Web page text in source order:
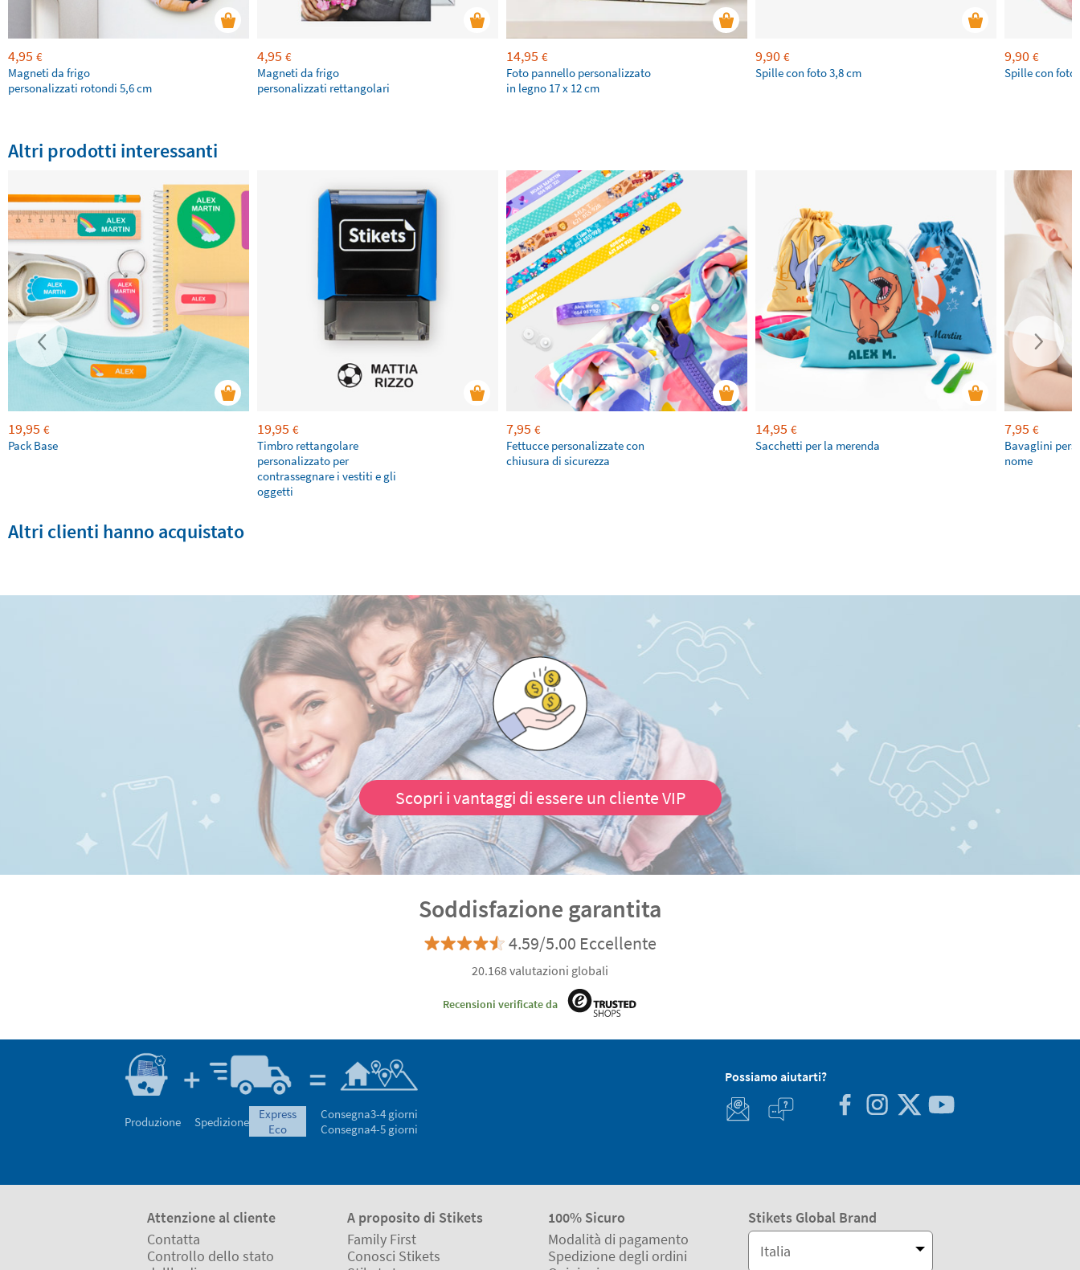
4,95 €
Magneti da frigo
personalizzati rotondi 5,6 cm
4,95 €
Magneti da frigo
personalizzati rettangolari
14,95 €
Foto pannello personalizzato
in legno 17 x 12 cm
9,90 €
Spille con foto 3,8 cm
9,90 €
Spille con foto
Altri prodotti interessanti
19,95 €
Pack Base
19,95 €
Timbro rettangolare
personalizzato per
contrassegnare i vestiti e gli
oggetti
7,95 €
Fettucce personalizzate con
chiusura di sicurezza
14,95 €
Sacchetti per la merenda
7,95 €
Bavaglini
nome
Altri clienti hanno acquistato
Scopri i vantaggi di essere un cliente VIP
Soddisfazione garantita
4.59/5.00 Eccellente
20.168 valutazioni globali
Recensioni verificate da
Produzione Spedizione
express
eco
Consegna3-4 giorni
Consegna4-5 giorni
Possiamo aiutarti?
Attenzione al cliente
Contatta
Controllo dello stato
A proposito di Stikets
Family First
Conosci Stikets
100% Sicuro
Modalità di pagamento
Spedizione degli ordini
Stikets Global Brand
Italia